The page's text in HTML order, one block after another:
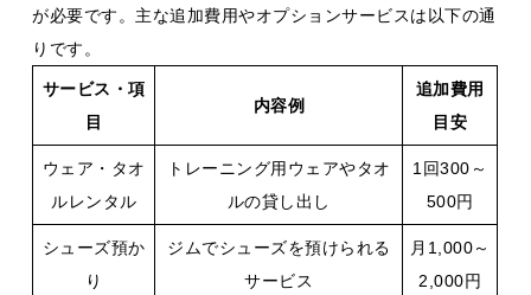
が必要です。主な追加費用やオプションサービスは以下の通
りです。
サービス・項
目
内容例
追加費用
目安
ウェア・タオ
ルレンタル
トレーニング用ウェアやタオ
ルの貸し出し
1回300～
500円
シューズ預か
り
ジムでシューズを預けられる
サービス
月1,000～
2,000円